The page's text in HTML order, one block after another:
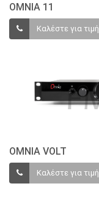
OMNIA 11
Καλέστε για τιμή
OMNIA VOLT
Καλέστε για τιμή